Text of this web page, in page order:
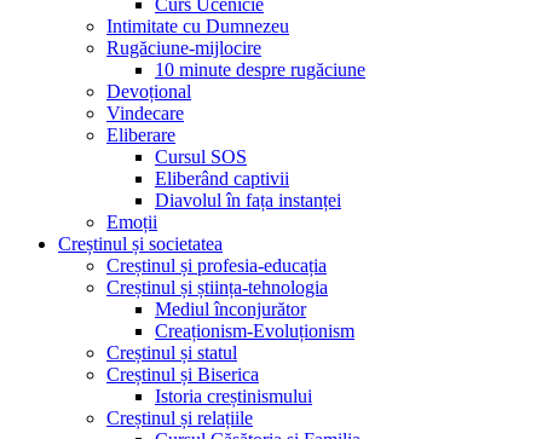
Curs Ucenicie
Intimitate cu Dumnezeu
Rugăciune-mijlocire
10 minute despre rugăciune
Devoțional
Vindecare
Eliberare
Cursul SOS
Eliberând captivii
Diavolul în fața instanței
Emoții
Creștinul și societatea
Creștinul și profesia-educația
Creștinul și știința-tehnologia
Mediul înconjurător
Creaționism-Evoluționism
Creștinul și statul
Creștinul și Biserica
Istoria creștinismului
Creștinul și relațiile